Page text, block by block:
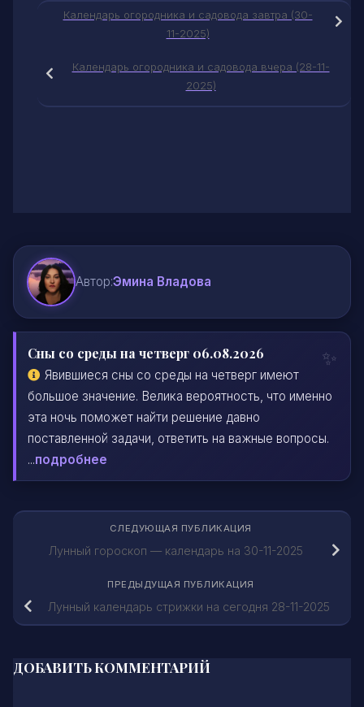
Календарь огородника и садовода завтра (30-
11-2025)
Календарь огородника и садовода вчера (28-11-
2025)
Автор:Эмина Владова
Сны со среды на четверг 06.08.2026
Явившиеся сны со среды на четверг имеют
большое значение. Велика вероятность, что именно
эта ночь поможет найти решение давно
поставленной задачи, ответить на важные вопросы.
...подробнее
СЛЕДУЮЩАЯ ПУБЛИКАЦИЯ
Лунный гороскоп — календарь на 30-11-2025
ПРЕДЫДУЩАЯ ПУБЛИКАЦИЯ
Лунный календарь стрижки на сегодня 28-11-2025
ДОБАВИТЬ КОММЕНТАРИЙ